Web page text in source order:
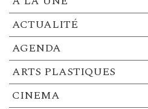
ACTUALITÉ
AGENDA
ARTS PLASTIQUES
CINEMA